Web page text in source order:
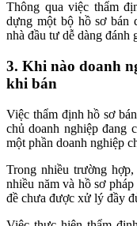
Thông qua việc thẩm
dựng một bộ hồ sơ bán
nhà đầu tư dễ dàng đánh
3. Khi nào doanh
khi bán
Việc thẩm định hồ sơ
chủ doanh nghiệp đang
một phần doanh nghiệp
Trong nhiều trường
nhiều năm và hồ sơ
đề chưa được xử lý đầy